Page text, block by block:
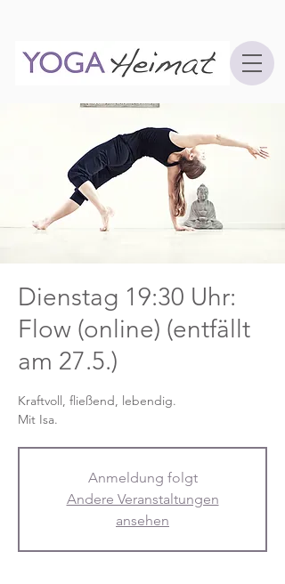
Dienstag 19:30 Uhr:
Flow (online) (entfällt
am 27.5.)
Kraftvoll, fließend, lebendig.
Mit Isa.
Anmeldung folgt
Andere Veranstaltungen
ansehen